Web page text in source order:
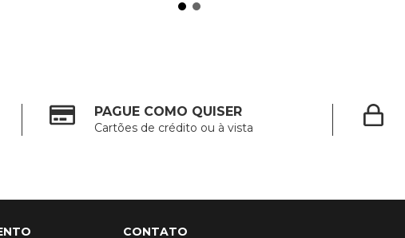
PAGUE COMO QUISER
Cartões de crédito ou à vista
CONTATO